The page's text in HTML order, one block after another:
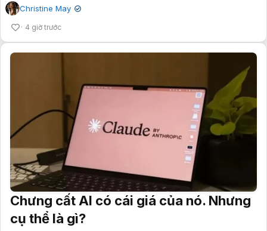
Christine May ✔
4 giờ trước
Chưng cất AI có cái giá của nó. Nhưng
cụ thể là gì?